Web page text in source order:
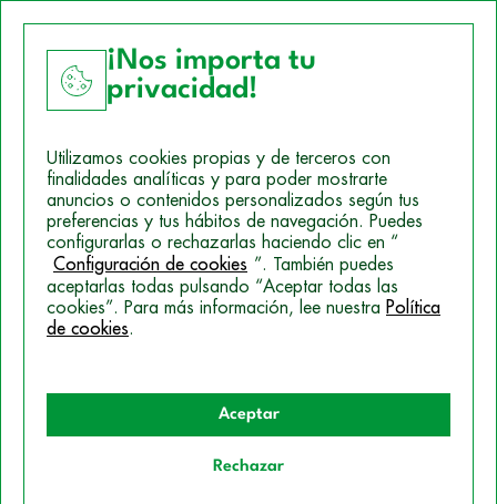
Política de Cookies
Mapa del sitio
Politica de Privacidad
© 2026 Campus Training
¡Nos importa tu
privacidad!
Utilizamos cookies propias y de terceros con
finalidades analíticas y para poder mostrarte
anuncios o contenidos personalizados según tus
preferencias y tus hábitos de navegación. Puedes
configurarlas o rechazarlas haciendo clic en “
Configuración de cookies ”. También puedes
aceptarlas todas pulsando “Aceptar todas las
cookies”. Para más información, lee nuestra Política
de cookies.
Aceptar
Rechazar